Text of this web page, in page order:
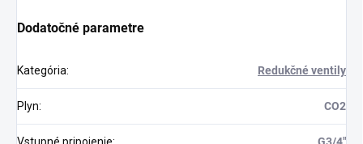
Dodatočné parametre
Kategória: Redukčné ventily
Plyn: CO2